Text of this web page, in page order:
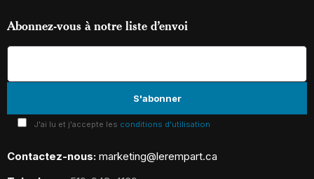
Abonnez-vous à notre liste d’envoi
J'ai lu et j'accepte les conditions d'utilisation
Contactez-nous: marketing@lerempart.ca